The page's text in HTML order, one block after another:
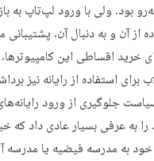
بود. ولی با ورود لپ‌تاپ به
از آن و به دنبال آن،
خرید اقساطی این
استفاده از رایانه نیز
جلوگیری از ورود
به عرفی بسیار عادی داد که
به مدرسه فیضیه یا مدرسه